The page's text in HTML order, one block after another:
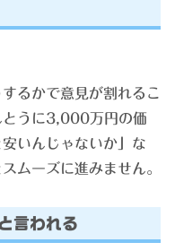
るかで意見が割れるこ
とうに3,000万円の価
いんじゃないか」な
ムーズに進みません。
言われる